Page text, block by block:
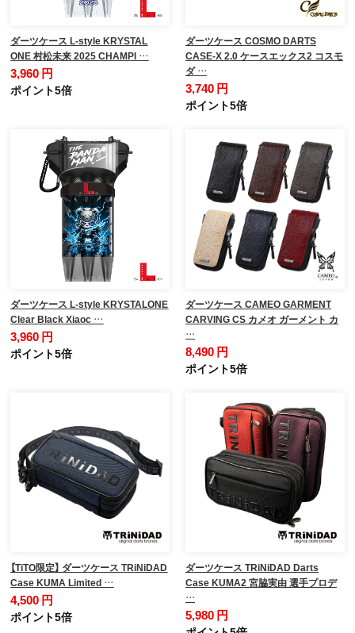
ダーツケース L-style KRYSTAL
ONE 村松未来 2025 CHAMPI …
3,960 円
ポイント5倍
ダーツケース COSMO DARTS
CASE-X 2.0 ケースエックス2 コスモ
ダ …
3,740 円
ポイント5倍
ダーツケース L-style KRYSTALONE
Clear Black Xiaoc …
3,960 円
ポイント5倍
ダーツケース CAMEO GARMENT
CARVING CS カメオ ガーメント カ
…
8,490 円
ポイント5倍
【TiTO限定】 ダーツケース TRiNiDAD
Case KUMA Limited …
4,500 円
ポイント5倍
ダーツケース TRiNiDAD Darts
Case KUMA2 宮脇実由 選手プロデ
…
5,980 円